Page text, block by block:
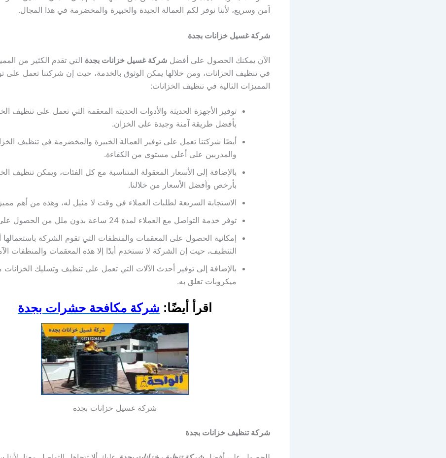
آمن وسريع، لأننا نوفر لكم العمالة الجيدة والخبيرة والمخضرمة في هذا المجال.
شركة غسيل خزانات بجدة
الآن يمكنك الحصول على أفضل شركة غسيل خزانات بجدة التي تقدم الكثير من
في تنظيف الخزانات، ومن خلالها يمكن الوثوق بالخدمة، حيث إن شركتنا تعمل على
المميزات التالية في تنظيف الخزانات:
توفير الأجهزة الحديثة والأدوات الحديثة المعقمة التي تعمل على تنظيف
بأفضل طريقة آمنة وجيدة على الخزان.
أيضًا شركتنا تعمل على توفير العمالة الخبيرة والمخضرمة في تنظيف
والمدربين على أعلى مستوى من الكفاءة.
بالإضافة إلى الأسعار المعقولة المتناسبة مع كل الفئات، ويمكن تنظيف
بأرخص وأفضل الأسعار من خلالنا.
الاستجابة السريعة لطلبات العملاء في وقت لا مثيل له، وهذه من أهم
توفر خدمة التواصل مع العملاء لمدة 24 ساعة بدون ملل من الحصول على الخدمة.
إمكانية الحصول على المعقمات والمنظفات التي تقوم الشركة باستعمالها
التنظيف، حيث إن الشركة لا تستخدم أبدًا إلا هذه المعقمات والمنظفات
بالإضافة إلى توفير أحدث الآلات التي تعمل على تنظيف وتسليك
ميكروبات تعلق به.
اقرأ أيضًا: شركة مكافحة حشرات بجدة
شركة غسيل خزانات بجده
شركة تنظيف خزانات بجدة